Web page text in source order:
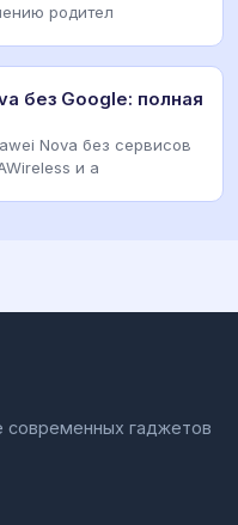
родител
без Google: полная
Nova без сервисов
и а
современных гаджетов